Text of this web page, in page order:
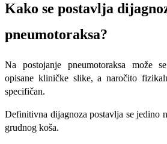
Kako se postavlja
pneumotoraksa?
Na postojanje pneumotoraksa može
opisane kliničke sli­ke, a naročito
specifičan.
Definitivna dijagnoza postavlja se jedino
grud­nog koša.